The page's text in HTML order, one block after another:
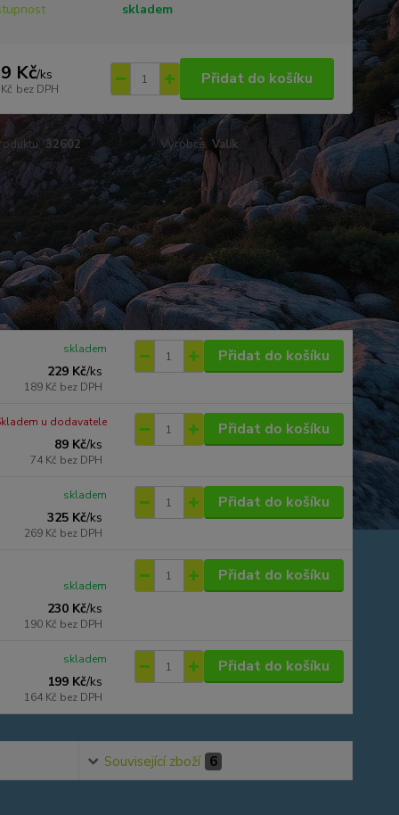
skladem
Kč/ks
bez DPH
Přidat do košíku
32602 Výrobce: Valík
229 Kč/ks
189 Kč bez DPH
skladem Přidat do košíku
89 Kč/ks
74 Kč bez DPH
u dodavatele Přidat do košíku
325 Kč/ks
269 Kč bez DPH
skladem Přidat do košíku
230 Kč/ks
190 Kč bez DPH
skladem
Přidat do košíku
199 Kč/ks
164 Kč bez DPH
skladem Přidat do košíku
Související zboží 6